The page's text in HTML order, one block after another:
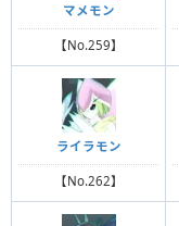
マメモン
【No.259】
ライラモン
【No.262】